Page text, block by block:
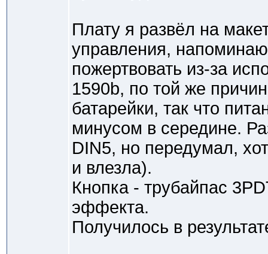
Плату я развёл на
управления,
пожертвовать из-за
1590b, по той же
батарейки, так что
минусом в середине.
DIN5, но передумал,
и влезла).
Кнопка - трубайпас
эффекта.
Получилось в